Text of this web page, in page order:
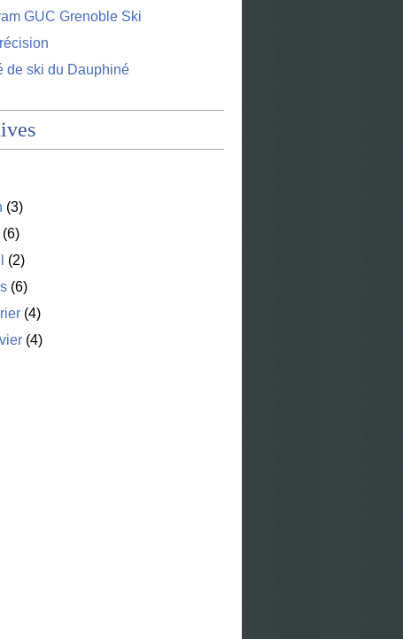
GUC Grenoble Ski
de ski du Dauphiné
(3)
(6)
(2)
(6)
(4)
(4)